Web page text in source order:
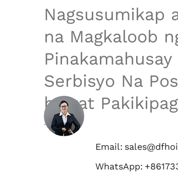
Nagsusumikap
na Magkaloob
Serbisyo Na
bawat
Email:
WhatsApp: